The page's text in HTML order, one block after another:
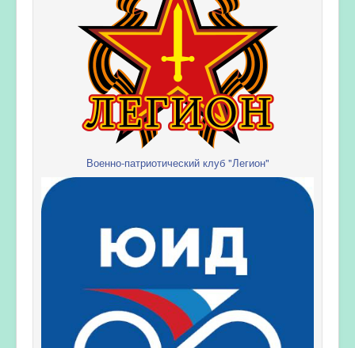
Военно-патриотический клуб "Легион"